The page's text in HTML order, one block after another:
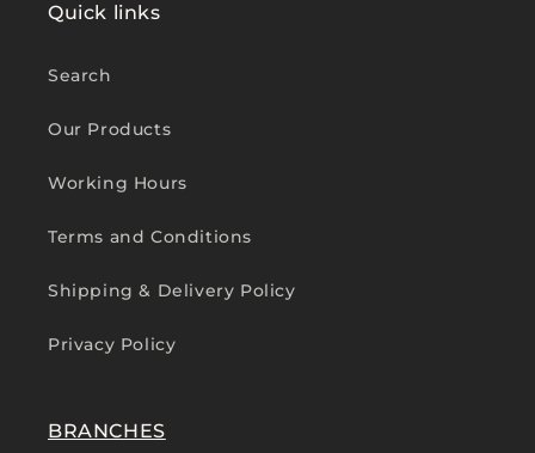
Quick links
Search
Our Products
Working Hours
Terms and Conditions
Shipping & Delivery Policy
Privacy Policy
BRANCHES